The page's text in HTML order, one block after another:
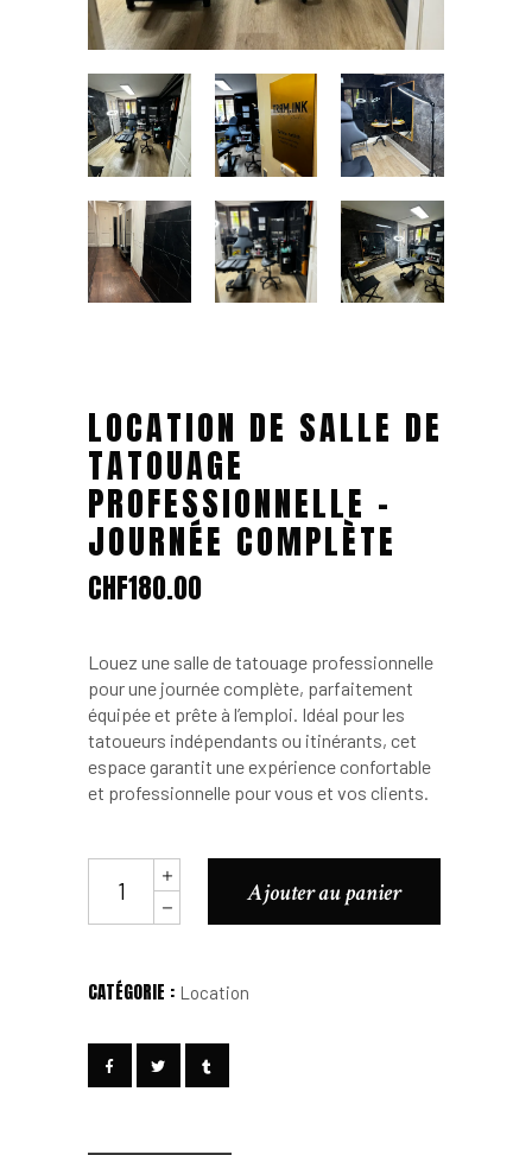
LOCATION DE SALLE DE
TATOUAGE
PROFESSIONNELLE –
JOURNÉE COMPLÈTE
CHF180.00
Louez une salle de tatouage professionnelle
pour une journée complète, parfaitement
équipée et prête à l’emploi. Idéal pour les
tatoueurs indépendants ou itinérants, cet
espace garantit une expérience confortable
et professionnelle pour vous et vos clients.
Salle
Tatouage
Professionnelle
Complète
Ajouter au panier
CATÉGORIE : Location